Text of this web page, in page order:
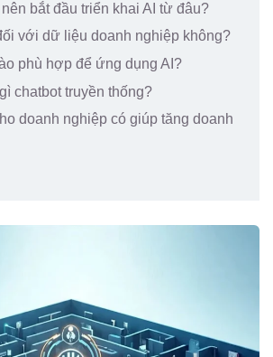
bắt đầu triển khai AI từ đâu?
với dữ liệu doanh nghiệp không?
phù hợp để ứng dụng AI?
chatbot truyền thống?
doanh nghiệp có giúp tăng doanh